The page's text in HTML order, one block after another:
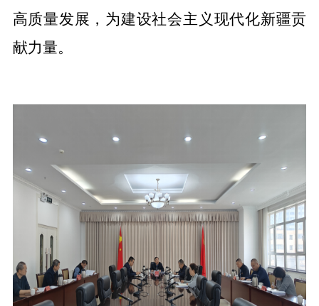
高质量发展，为建设社会主义现代化新疆贡
献力量。